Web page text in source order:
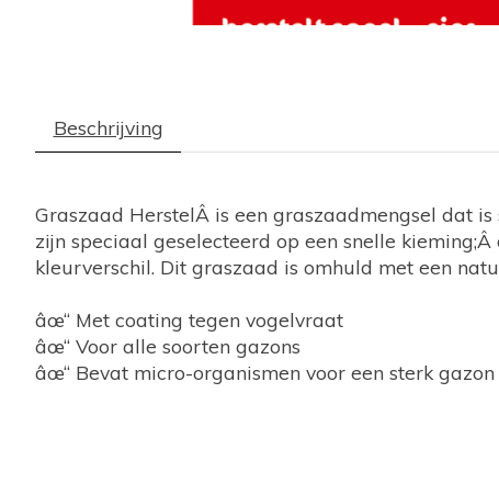
Beschrijving
Graszaad HerstelÂ is een graszaadmengsel dat
zijn speciaal geselecteerd op een snelle
kleurverschil. Dit graszaad is omhuld met een
âœ“ Met coating tegen vogelvraat
âœ“ Voor alle soorten gazons
âœ“ Bevat micro-organismen voor een sterk gazon